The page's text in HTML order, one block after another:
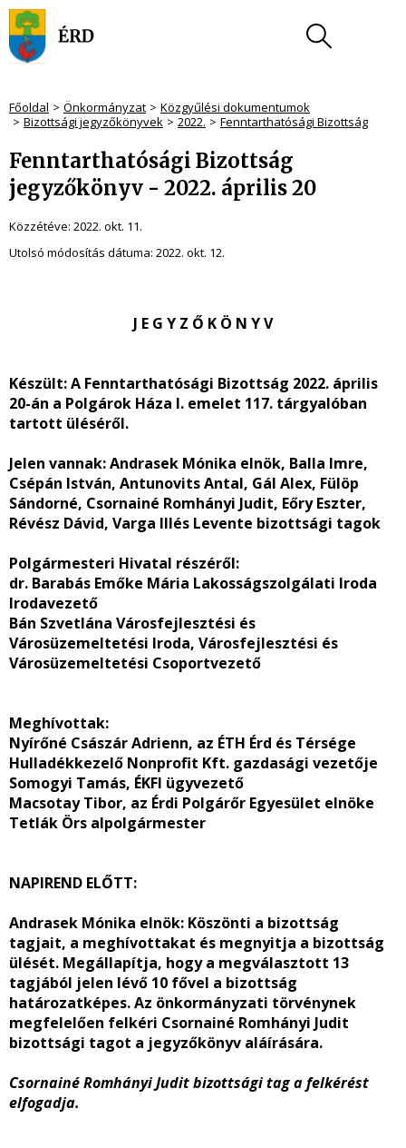
Főoldal Önkormányzat
Közgyűlési dokumentumok
Bizottsági jegyzőkönyvek
2022. Fenntarthatósági Bizottság
Fenntarthatósági Bizottság
jegyzőkönyv - 2022. április 20
Közzétéve: 2022. okt. 11.
Utolsó módosítás dátuma: 2022. okt. 12.
J E G Y Z Ő K Ö N Y V
Készült: A Fenntarthatósági Bizottság 2022. április
20-án a Polgárok Háza I. emelet 117. tárgyalóban
tartott üléséről.
Jelen vannak: Andrasek Mónika elnök, Balla Imre,
Csépán István, Antunovits Antal, Gál Alex, Fülöp
Sándorné, Csornainé Romhányi Judit, Eőry Eszter,
Révész Dávid, Varga Illés Levente bizottsági tagok
Polgármesteri Hivatal részéről:
dr. Barabás Emőke Mária Lakosságszolgálati Iroda
Irodavezető
Bán Szvetlána Városfejlesztési és
Városüzemeltetési Iroda, Városfejlesztési és
Városüzemeltetési Csoportvezető
Meghívottak:
Nyírőné Császár Adrienn, az ÉTH Érd és Térsége
Hulladékkezelő Nonprofit Kft. gazdasági vezetője
Somogyi Tamás, ÉKFI ügyvezető
Macsotay Tibor, az Érdi Polgárőr Egyesület elnöke
Tetlák Örs alpolgármester
NAPIREND ELŐTT:
Andrasek Mónika elnök: Köszönti a bizottság
tagjait, a meghívottakat és megnyitja a bizottság
ülését. Megállapítja, hogy a megválasztott 13
tagjából jelen lévő 10 fővel a bizottság
határozatképes. Az önkormányzati törvénynek
megfelelően felkéri Csornainé Romhányi Judit
bizottsági tagot a jegyzőkönyv aláírására.
Csornainé Romhányi Judit bizottsági tag a felkérést
elfogadja.